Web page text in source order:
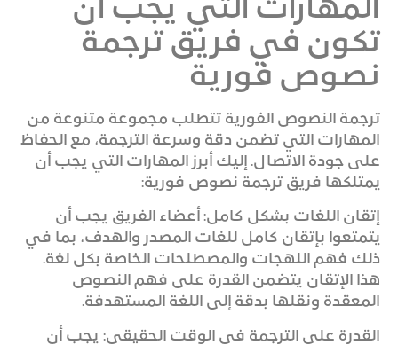
المهارات التي يجب أن
تكون في فريق ترجمة
نصوص فورية
ترجمة النصوص الفورية تتطلب مجموعة متنوعة من
المهارات التي تضمن دقة وسرعة الترجمة، مع الحفاظ
على جودة الاتصال. إليك أبرز المهارات التي يجب أن
يمتلكها فريق ترجمة نصوص فورية:
إتقان اللغات بشكل كامل: أعضاء الفريق يجب أن
يتمتعوا بإتقان كامل للغات المصدر والهدف، بما في
ذلك فهم اللهجات والمصطلحات الخاصة بكل لغة.
هذا الإتقان يتضمن القدرة على فهم النصوص
المعقدة ونقلها بدقة إلى اللغة المستهدفة.
القدرة على الترجمة في الوقت الحقيقي: يجب أن